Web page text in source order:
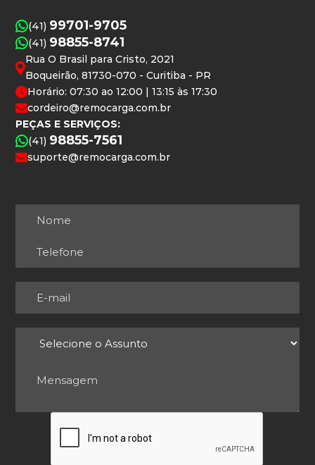
(41) 99701-9705
(41) 98855-8741
Rua O Brasil para Cristo, 2021
Boqueirão, 81730-070 - Curitiba - PR
Horário: 07:30 ao 12:00 | 13:15 às 17:30
cordeiro@remocarga.com.br
PEÇAS E SERVIÇOS:
(41) 98855-7561
suporte@remocarga.com.br